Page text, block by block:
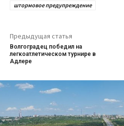
штормовое предупреждение
Предыдущая статья
Волгоградец победил на
легкоатлетическом турнире в
Адлере